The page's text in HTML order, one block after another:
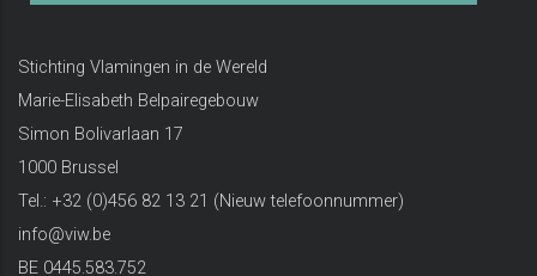
Stichting Vlamingen in de Wereld
Marie-Elisabeth Belpairegebouw
Simon Bolivarlaan 17
1000 Brussel
Tel.: +32 (0)456 82 13 21 (Nieuw telefoonnummer)
info@viw.be
BE 0445.583.752